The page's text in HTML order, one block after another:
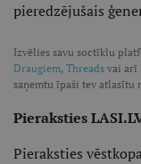
pieredzējušais
Izvēlies savu soctīklu
Draugiem, Threads vai arī
saņemtu īpaši tev atlasītu
Pieraksties
Pieraksties